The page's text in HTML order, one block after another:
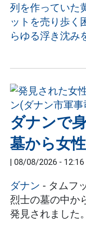
列を作っていた
ットを売り歩く
らゆる浮き沈み
ダナンで
墓から女
| 08/08/2026 - 12:16
ダナン - タムフ
烈士の墓の中か
発見されました。